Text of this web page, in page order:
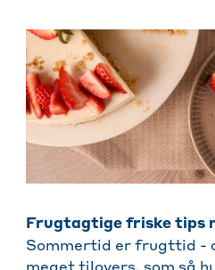
Frugtagtige friske tips
Sommertid er frugttid -